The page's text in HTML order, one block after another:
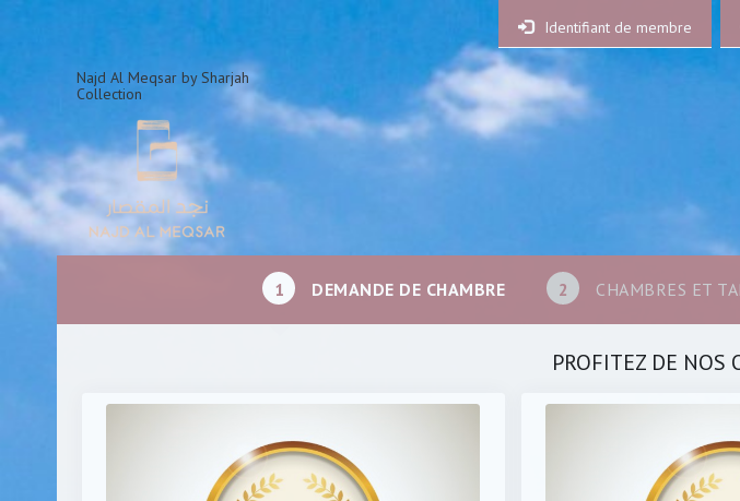
Identifiant de membre
Najd Al Meqsar by Sharjah
Collection
1 DEMANDE DE CHAMBRE 2 CHAMBRES ET
PROFITEZ DE NOS